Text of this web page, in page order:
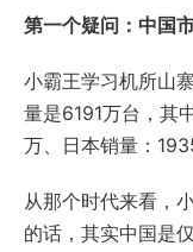
第一个疑问：中国
小霸王学习机所山
量是6191万台，其
万、日本销量：
从那个时代来看，
的话，其实中国是